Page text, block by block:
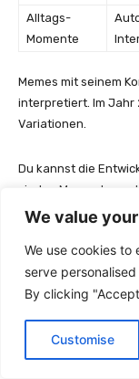
We value
We use cookies to
serve
By clicking
Customise
Alltags-
Momente
Memes mit seinem
interpretiert. Im Jahr
Variationen.
Du kannst die
viralen Momente
reinem
Sein Aufstieg zum